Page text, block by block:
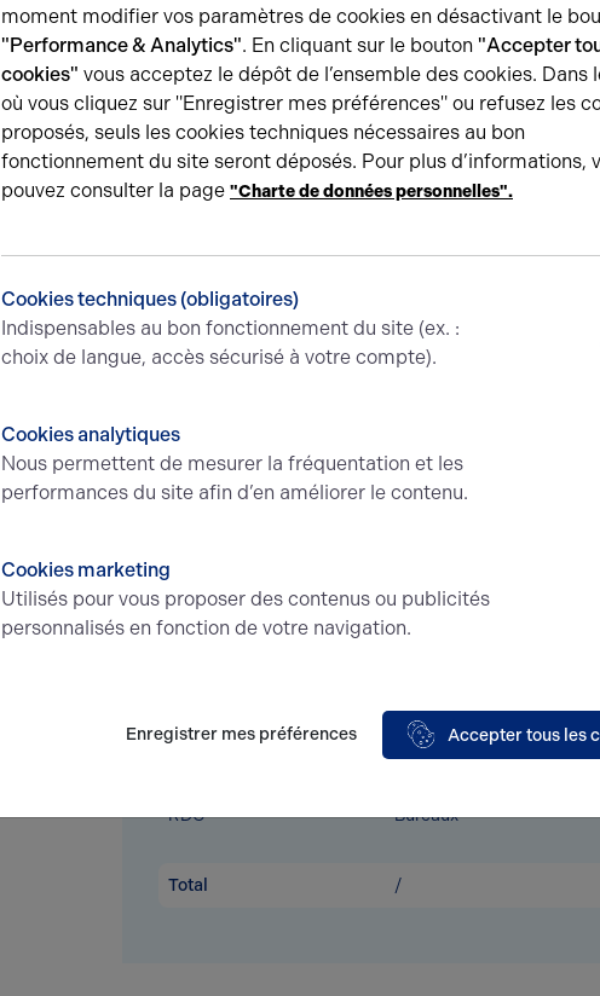
L’équipe Arthur Loyd Aisne està votre
accompagne le long de votre
Demander plus
Conditions financières et dispositions
TypeBureaux
Dépôt de garantie
HT/HC
Loyers
Impot foncier1475 € Base 2023
annuel en principal HT / HC à la
charge du preneur
Loyer
Étage Type
RDC Bureaux
Total /
moment modifier vos paramètres de cookies en désactivant le
"Performance & Analytics". En cliquant sur le bouton "Accepter
cookies" vous acceptez le dépôt de l’ensemble des cookies. Dans
où vous cliquez sur "Enregistrer mes préférences" ou refusez les
proposés, seuls les cookies techniques nécessaires au bon
fonctionnement du site seront déposés. Pour plus d’informations,
pouvez consulter la page "Charte de données personnelles".
Cookies techniques (obligatoires)
Indispensables au bon fonctionnement du site (ex. :
choix de langue, accès sécurisé à votre compte).
Cookies analytiques
Nous permettent de mesurer la fréquentation et les
performances du site afin d’en améliorer le contenu.
Cookies marketing
Utilisés pour vous proposer des contenus ou publicités
personnalisés en fonction de votre navigation.
Enregistrer mes préférences Accepter tous les